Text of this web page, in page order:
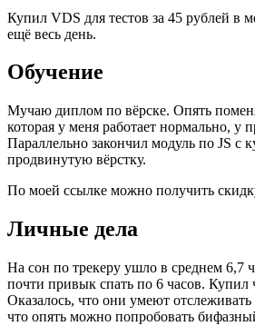
Купил VDS для тестов за 45 рублей в
ещё весь день.
Обучение
Мучаю диплом по вёрске. Опять
которая у меня работает нормально, у
Параллельно закончил модуль по JS с
продвинутую вёрстку.
По моей ссылке можно получить
Личные дела
На сон по трекеру ушло в среднем 6,7
почти привык спать по 6 часов. Купил
Оказалось, что они умеют
что опять можно попробовать